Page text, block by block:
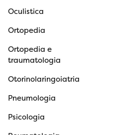
Oculistica
Ortopedia
Ortopedia e
traumatologia
Otorinolaringoiatria
Pneumologia
Psicologia